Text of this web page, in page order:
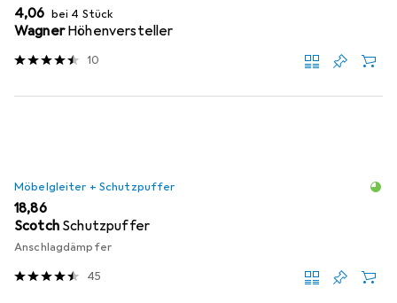
EUR
4,06 bei 4 Stück
Wagner Höhenversteller
10
Möbelgleiter + Schutzpuffer
EUR
18,86
Scotch Schutzpuffer
Anschlagdämpfer
45